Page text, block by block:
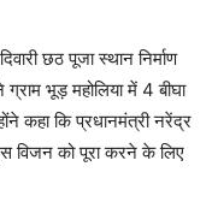
छठ पूजा स्थान निर्माण
भूड़ महोलिया में 4 बीघा
कहा कि प्रधानमंत्री नरेंद्र
विजन को पूरा करने के लिए